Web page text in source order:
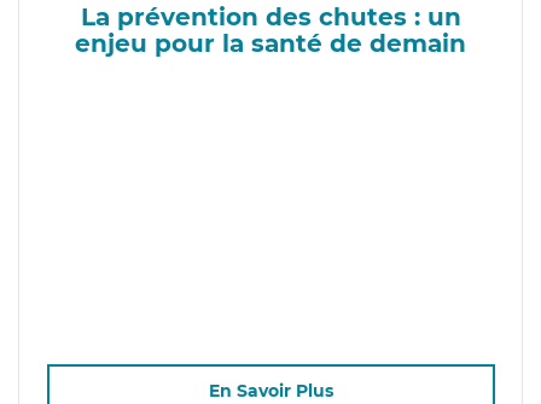
La prévention des chutes : un
enjeu pour la santé de demain
En Savoir Plus